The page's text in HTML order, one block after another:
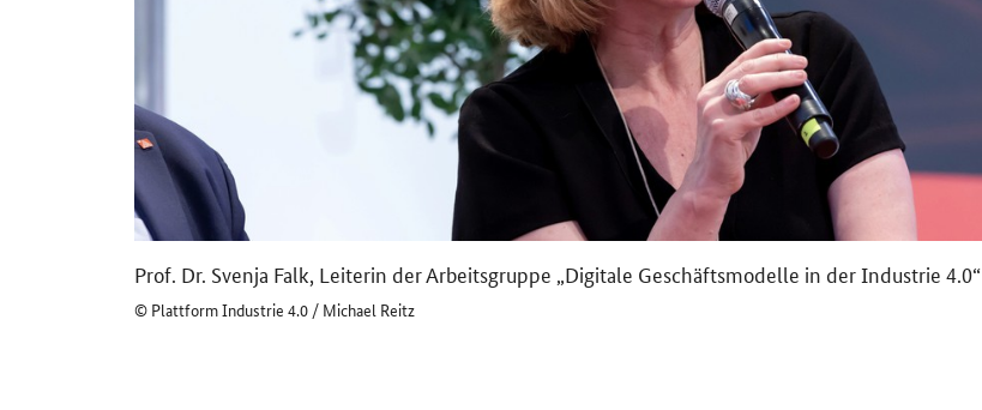
Prof. Dr. Svenja Falk, Leiterin der Arbeitsgruppe „Digitale Geschäftsmodelle in der Industrie 4.0“
© Plattform Industrie 4.0 / Michael Reitz